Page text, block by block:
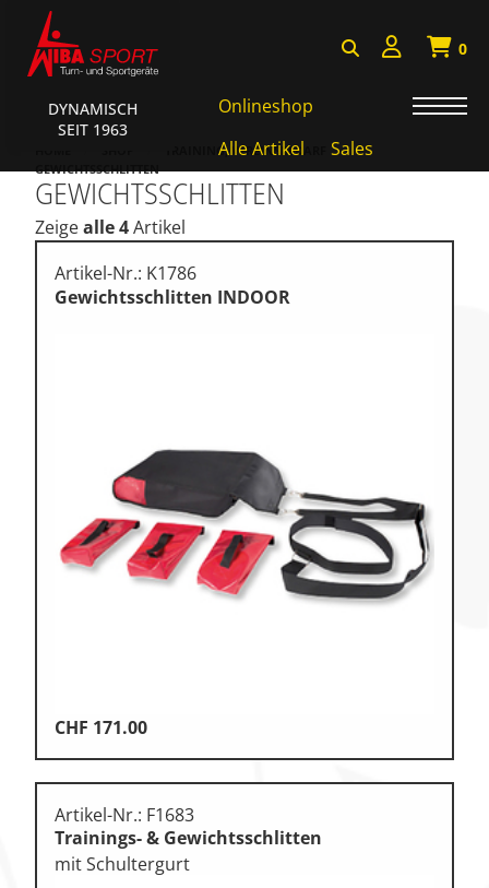
DYNAMISCH
SEIT 1963
0
Onlineshop
Alle Artikel
Sales
Badminton, Faustball
Basketball Systeme
Fitness, Funktional Training
Kampfsport
Klettern
Leichtathletik
Objekteinrichtungen
Therapiebedarf
Turnen, Gymnastik, Ballett
TRAINING, VEREINSBEDARF
GEWICHTSSCHLITTEN
GEWICHTSSCHLITTEN
Zeigealle 4Artikel
Artikel-Nr.: K1786
Gewichtsschlitten INDOOR
CHF 171.00
Artikel-Nr.: F1683
Trainings- & Gewichtsschlitten
mit Schultergurt